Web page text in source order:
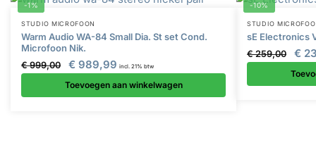
-1%
STUDIO MICROFOON
Warm Audio WA-84 Small Dia. St set Cond.
Microfoon Nik.
€999,00 € 989,99 incl. 21% btw
Toevoegen aan winkelwagen
-10%
STUDIO
sE Electronics
€259,00 €